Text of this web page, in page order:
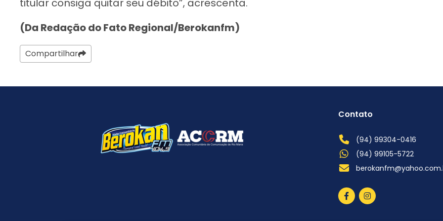
titular consiga quitar seu débito”, acrescenta.
(Da Redação do Fato Regional/Berokanfm)
Compartilhar
Contato
(94) 99304-0416
(94) 99105-5722